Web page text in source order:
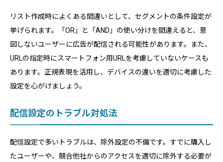
リスト作成時によくある間違いとして、セグメントの条件設定が
挙げられます。「OR」と「AND」の使い分けを間違えると、意
図しないユーザーに広告が配信される可能性があります。また、
URLの指定時にスマートフォン用URLを考慮していないケースも
あります。正規表現を活用し、デバイスの違いを適切に考慮した
設定を心がけましょう。
配信設定のトラブル対処法
配信設定で多いトラブルは、除外設定の不備です。すでに購入し
たユーザーや、競合他社からのアクセスを適切に除外する必要が